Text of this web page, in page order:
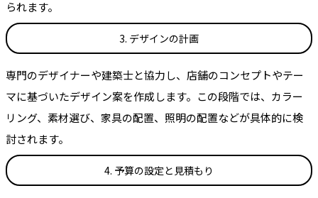
られます。
3. デザインの計画
専門のデザイナーや建築士と協力し、店舗のコンセプトやテー
マに基づいたデザイン案を作成します。この段階では、カラー
リング、素材選び、家具の配置、照明の配置などが具体的に検
討されます。
4. 予算の設定と見積もり